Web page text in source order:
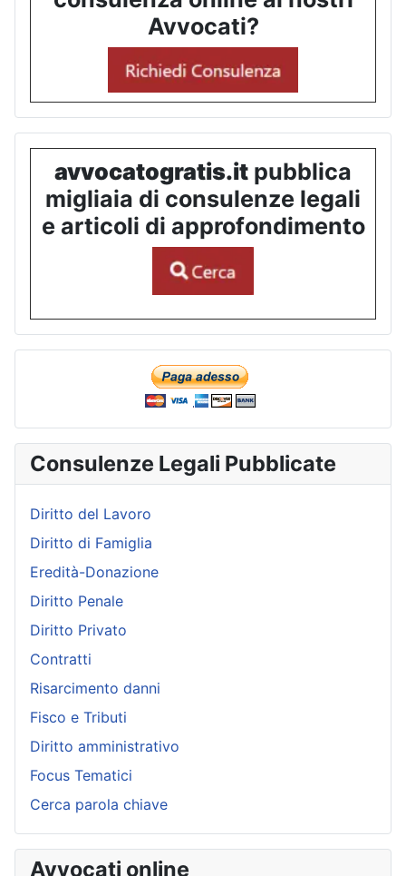
Avvocati?
avvocatogratis.it pubblica
migliaia di consulenze legali
e articoli di approfondimento
Consulenze Legali Pubblicate
Diritto del Lavoro
Diritto di Famiglia
Eredità-Donazione
Diritto Penale
Diritto Privato
Contratti
Risarcimento danni
Fisco e Tributi
Diritto amministrativo
Focus Tematici
Cerca parola chiave
Avvocati online